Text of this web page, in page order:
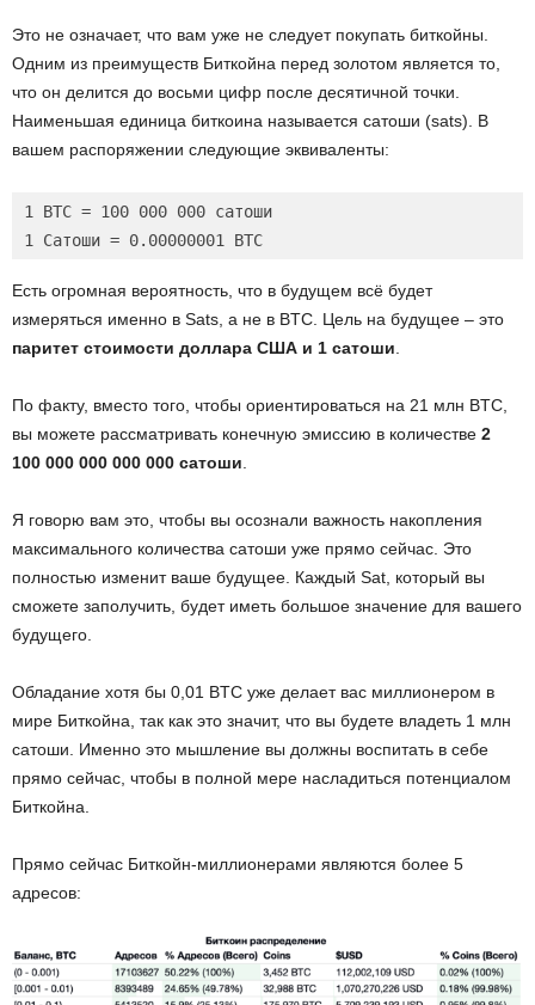
Это не означает, что вам уже не следует покупать биткойны.
Одним из преимуществ Биткойна перед золотом является то,
что он делится до восьми цифр после десятичной точки.
Наименьшая единица биткоина называется сатоши (sats). В
вашем распоряжении следующие эквиваленты:
1 BTC = 100 000 000 сатоши
1 Сатоши = 0.00000001 BTC
Есть огромная вероятность, что в будущем всё будет
измеряться именно в Sats, а не в BTC. Цель на будущее – это
паритет стоимости доллара США и 1 сатоши
По факту, вместо того, чтобы ориентироваться на 21 млн BTC,
вы можете рассматривать конечную эмиссию в количестве 2
100 000 000 000 000 сатоши
Я говорю вам это, чтобы вы осознали важность накопления
максимального количества сатоши уже прямо сейчас. Это
полностью изменит ваше будущее. Каждый Sat, который вы
сможете заполучить, будет иметь большое значение для вашего
будущего.
Обладание хотя бы 0,01 BTC уже делает вас миллионером в
мире Биткойна, так как это значит, что вы будете владеть 1 млн
сатоши. Именно это мышление вы должны воспитать в себе
прямо сейчас, чтобы в полной мере насладиться потенциалом
Биткойна.
Прямо сейчас Биткойн-миллионерами являются более 5
адресов: